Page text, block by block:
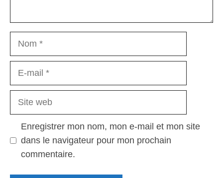
Nom
Site
Enregistrer mon nom, mon e-mail et mon site
dans le navigateur pour mon prochain
commentaire.